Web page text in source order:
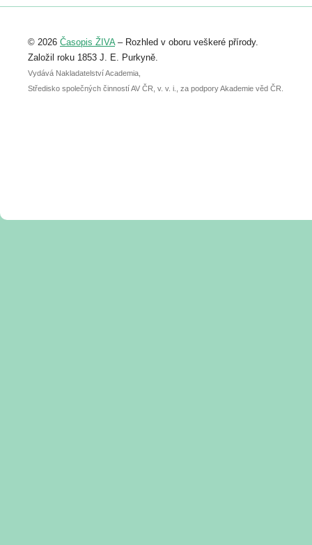
Registrovat se můžete do 6. září.
abstraktu přihlášené přednášky nebo
posteru je už 30. června.
© 2026 Časopis ŽIVA– Rozhled v oboru veškeré přírody.
Založil roku 1853 J. E. Purkyně.
Vydává Nakladatelství Academia,
Středisko společných činností AV ČR, v. v. i., za podpory Akademie věd ČR.